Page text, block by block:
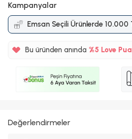
Kampanyalar
Emsan Seçili Ürünlerde 10.000
Alışverişlerde 1.500 TL İndirim
Bu üründen anında %5
%5
Love
Değerlendirmeler